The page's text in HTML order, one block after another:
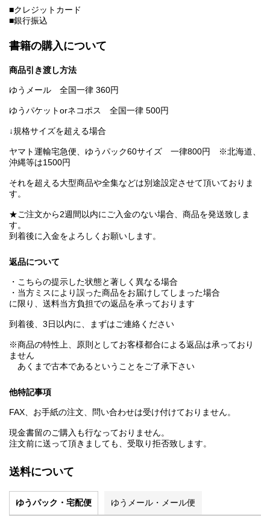
■クレジットカード
■銀行振込
書籍の購入について
商品引き渡し方法
ゆうメール 全国一律 360円
ゆうパケットorネコポス 全国一律 500円
↓規格サイズを超える場合
ヤマト運輸宅急便、ゆうパック60サイズ 一律800円 ※北海道、
沖縄等は1500円
それを超える大型商品や全集などは別途設定させて頂いておりま
す。
★ご注文から2週間以内にご入金のない場合、商品を発送致しま
す。
到着後に入金をよろしくお願いします。
返品について
・こちらの提示した状態と著しく異なる場合
・当方ミスにより誤った商品をお届けしてしまった場合
に限り、送料当方負担での返品を承っております
到着後、3日以内に、まずはご連絡ください
※商品の特性上、原則としてお客様都合による返品は承っており
ません
あくまで古本であるということをご了承下さい
他特記事項
FAX、お手紙の注文、問い合わせは受け付けておりません。
現金書留のご購入も行なっておりません。
注文前に送って頂きましても、受取り拒否致します。
送料について
ゆうパック・宅配便 ゆうメール・メール便